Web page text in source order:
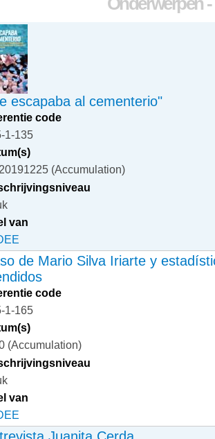
escapaba al cementerio"
code
1-135
20191225 (Accumulation)
van
de Mario Silva Iriarte y
code
1-165
(Accumulation)
van
Juanita Cerda